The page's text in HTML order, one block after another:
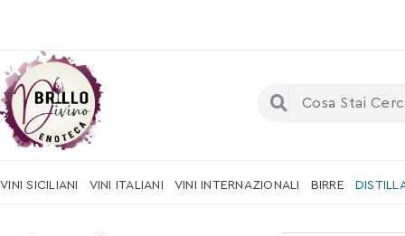
VINI SICILIANI VINI ITALIANI VINI INTERNAZIONALI BIRRE